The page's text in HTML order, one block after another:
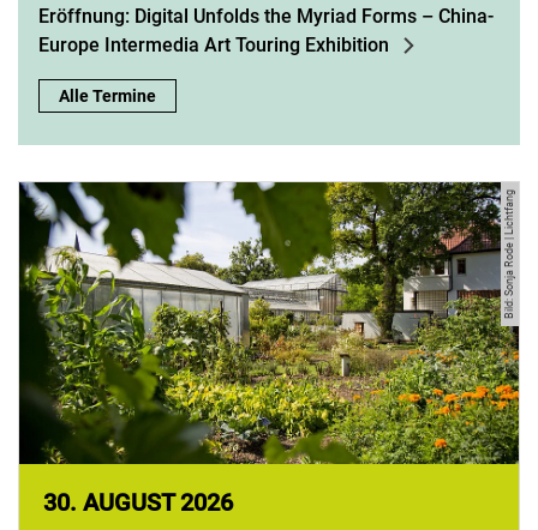
Eröffnung: Digital Unfolds the Myriad Forms – China-
Europe Intermedia Art Touring Exhibition
Alle Termine
Bild: Sonja Rode | Lichtfang
30. AUGUST 2026